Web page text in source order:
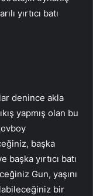
yırtıcı batı
denince akla
yapmış olan bu
başka
yırtıcı batı
Gun, yaşını
bir